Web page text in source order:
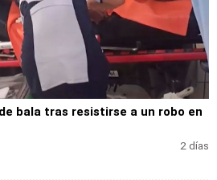
bala tras resistirse a un robo en
2 días